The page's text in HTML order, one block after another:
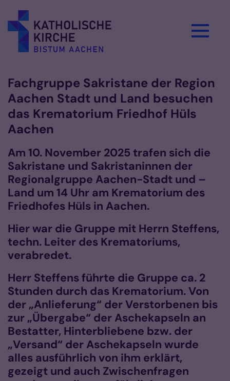
Fachgruppe Sakristane der Region
Aachen Stadt und Land besuchen
das Krematorium Friedhof Hüls
Aachen
Am 10. November 2025 trafen sich die
Sakristane und Sakristaninnen der
Regionalgruppe Aachen-Stadt und –
Land um 14 Uhr am Krematorium des
Friedhofes Hüls in Aachen.
Hier war die Gruppe mit Herrn Steffens,
techn. Leiter des Krematoriums,
verabredet.
Herr Steffens führte die Gruppe ca. 2
Stunden durch das Krematorium. Von
der „Anlieferung“ der Verstorbenen bis
zur „Übergabe“ der Aschekapseln an
Bestatter, Hinterbliebene bzw. der
„Versand“ der Aschekapseln wurde
alles ausführlich von ihm erklärt,
gezeigt und auch Zwischenfragen